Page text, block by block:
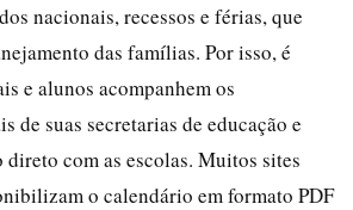
nacionais, recessos e férias, que
das famílias. Por isso, é
e alunos acompanhem os
de suas secretarias de educação e
direto com as escolas. Muitos sites
o calendário em formato PDF